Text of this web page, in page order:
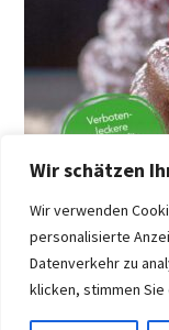
Wir schätzen
Wir verwenden
personalisierte
Datenverkehr zu
klicken, stimmen Sie